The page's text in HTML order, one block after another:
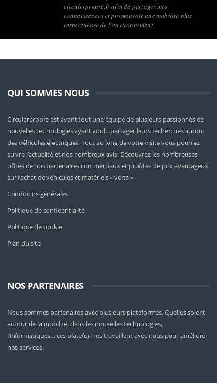
circulerpropre.fr afin de partager mes
connaissances et promouvoir une mobilité plus
respectueuse de l’environnement.
QUI SOMMES NOUS
Circulerpropre est avant tout une équipe de plusieurs passionnés de
nouvelles technologies ayant voulu partager leurs recherches autour
des véhicules électriques. Tout au long de votre visite vous pourrez
suivre l’actualité et nos nombreux avis. Découvrez les nombreuses
offres de nos partenaires commerciaux et profitez de prix avantageux
sur l’achat de véhicules et matériels « verts ».
Conditions générales
Politique de confidentialité
Politique de cookie
Plan du site
NOS PARTENAIRES
Nous sommes partenaires avec plusieurs plateformes. Quelles soient
autour de la mobilité, dans les nouvelles technologies,
l’informatiques… ces plateformes travaillent avec nous pour améliorer
nos services.